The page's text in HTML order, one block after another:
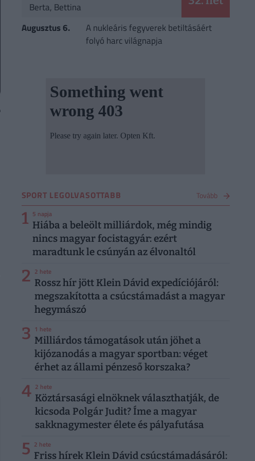
Berta, Bettina
Augusztus 6.
A nukleáris fegyverek betiltásáért
folyó harc világnapja
SPORT LEGOLVASOTTABB Tovább
1 5 napja
Hiába a beleölt milliárdok, még mindig
nincs magyar focistagyár: ezért
maradtunk le csúnyán az élvonaltól
2 2 hete
Rossz hír jött Klein Dávid expedíciójáról:
megszakította a csúcstámadást a magyar
hegymászó
3 1 hete
Milliárdos támogatások után jöhet a
kijózanodás a magyar sportban: véget
érhet az állami pénzeső korszaka?
4 2 hete
Köztársasági elnöknek választhatják, de
kicsoda Polgár Judit? Íme a magyar
sakknagymester élete és pályafutása
5 2 hete
Friss hírek Klein Dávid csúcstámadásáról: